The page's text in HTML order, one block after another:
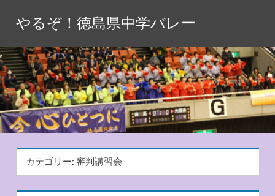
テ
ン
ツ
へ
ス
キ
やるぞ！徳島県中学バレー
カテゴリー: 審判講習会